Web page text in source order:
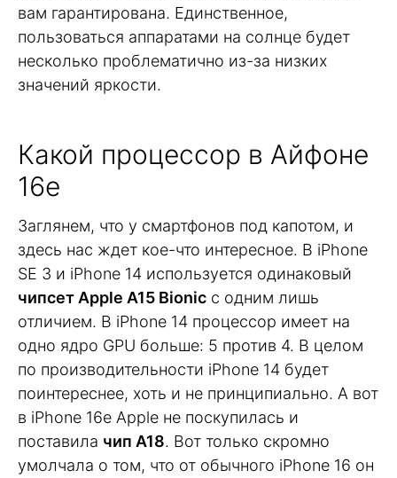
вам гарантирована. Единственное,
пользоваться аппаратами на солнце будет
несколько проблематично из-за низких
значений яркости.
Какой процессор в Айфоне
16е
Заглянем, что у смартфонов под капотом, и
здесь нас ждет кое-что интересное. В iPhone
SE 3 и iPhone 14 используется одинаковый
чипсет Apple A15 Bionic с одним лишь
отличием. В iPhone 14 процессор имеет на
одно ядро GPU больше: 5 против 4. В целом
по производительности iPhone 14 будет
поинтереснее, хоть и не принципиально. А вот
в iPhone 16e Apple не поскупилась и
поставила чип A18. Вот только скромно
умолчала о том, что от обычного iPhone 16 он